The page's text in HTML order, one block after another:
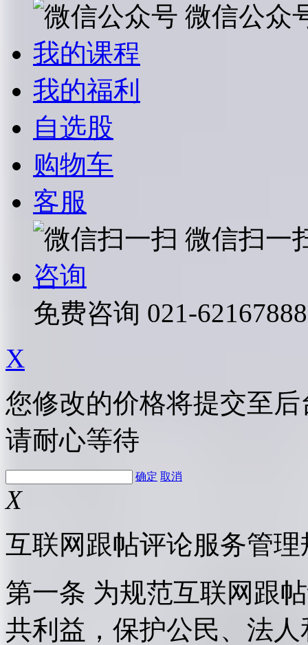
微信公众
我的课程
我的福利
自选股
购物车
客服
微信扫一
咨询
免费咨询 021-62167888
X
您修改的价格将提交至
请耐心等待
确定 取消
X
互联网跟帖评论服务管理
第一条 为规范互联网跟
共利益，保护公民、法